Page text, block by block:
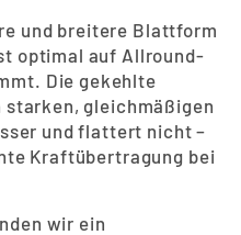
und breitere Blattform
optimal auf Allround-
Die gekehlte
gleichmäßigen
und flattert nicht –
Kraftübertragung bei
wir ein